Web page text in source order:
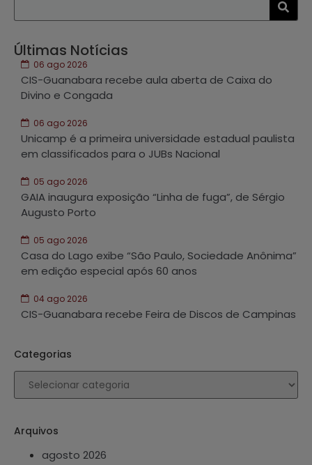
Últimas Notícias
06 ago 2026
CIS-Guanabara recebe aula aberta de Caixa do
Divino e Congada
06 ago 2026
Unicamp é a primeira universidade estadual paulista
em classificados para o JUBs Nacional
05 ago 2026
GAIA inaugura exposição “Linha de fuga”, de Sérgio
Augusto Porto
05 ago 2026
Casa do Lago exibe “São Paulo, Sociedade Anônima”
em edição especial após 60 anos
04 ago 2026
CIS-Guanabara recebe Feira de Discos de Campinas
Categorias
Arquivos
agosto 2026